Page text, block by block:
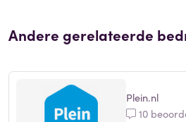
Andere gerelateerde
Plein.nl
10